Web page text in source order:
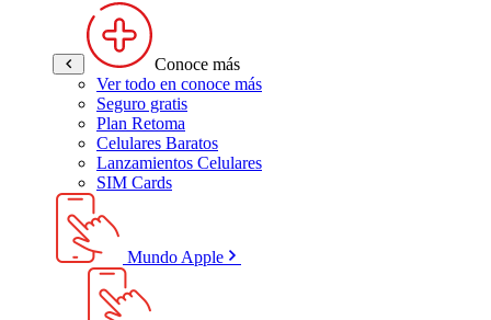
Conoce más
Ver todo en conoce más
Seguro gratis
Plan Retoma
Celulares Baratos
Lanzamientos Celulares
SIM Cards
Mundo Apple